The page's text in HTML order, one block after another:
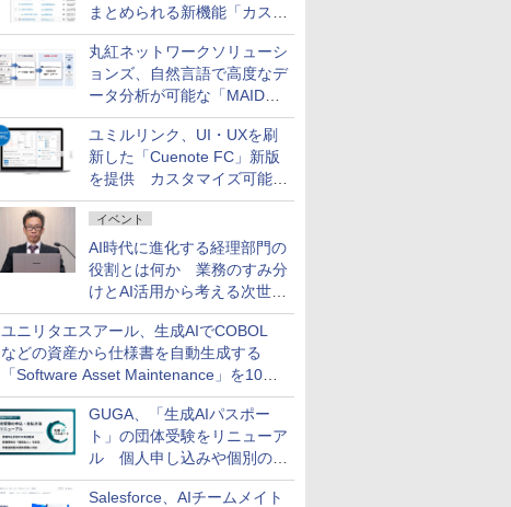
まとめられる新機能「カスタ
ム契約ツリー」を追加
丸紅ネットワークソリューシ
ョンズ、自然言語で高度なデ
ータ分析が可能な「MAIDOA
AI ASSIST」を9月より提供
ユミルリンク、UI・UXを刷
新した「Cuenote FC」新版
を提供 カスタマイズ可能な
ダッシュボード画面を搭載
イベント
AI時代に進化する経理部門の
役割とは何か 業務のすみ分
けとAI活用から考える次世代
ファイナンス戦略
ユニリタエスアール、生成AIでCOBOL
などの資産から仕様書を自動生成する
「Software Asset Maintenance」を10月
に発売
GUGA、「生成AIパスポー
ト」の団体受験をリニューア
ル 個人申し込みや個別の支
払いなどに対応
Salesforce、AIチームメイト